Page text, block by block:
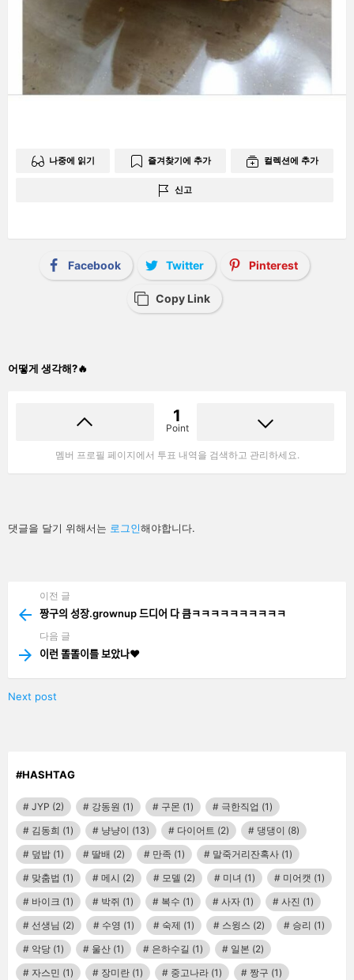
나중에 읽기 즐겨찾기에 추가 컬렉션에 추가
신고
Facebook Twitter Pinterest
Copy Link
어떻게 생각해?🔥
1
Point
멤버 프로필 페이지에서 투표 내역을 검색하고 관리하세요.
답
글
댓글을 달기 위해서는 로그인해야합니다.
more
이전 글
짱구의 성장.grownup 드디어 다 큼ㅋㅋㅋㅋㅋㅋㅋㅋㅋㅋ
다음 글
이런 똘똘이를 보았나❤️
Next post
#HASHTAG
JYP (2) 강동원 (1) 구몬 (1) 극한직업 (1)
김동희 (1) 냥냥이 (13) 다이어트 (2) 댕댕이 (8)
덮밥 (1) 딸배 (2) 만족 (1) 말죽거리잔혹사 (1)
맞춤법 (1) 메시 (2) 모델 (2) 미녀 (1) 미어캣 (1)
바이크 (1) 박쥐 (1) 복수 (1) 사자 (1) 사진 (1)
선생님 (2) 수영 (1) 숙제 (1) 스윙스 (2) 승리 (1)
악당 (1) 울산 (1) 은하수길 (1) 일본 (2)
자스민 (1) 장미란 (1) 중고나라 (1) 짱구 (1)